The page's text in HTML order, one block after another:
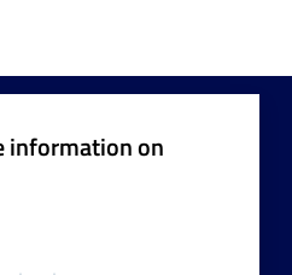
information on